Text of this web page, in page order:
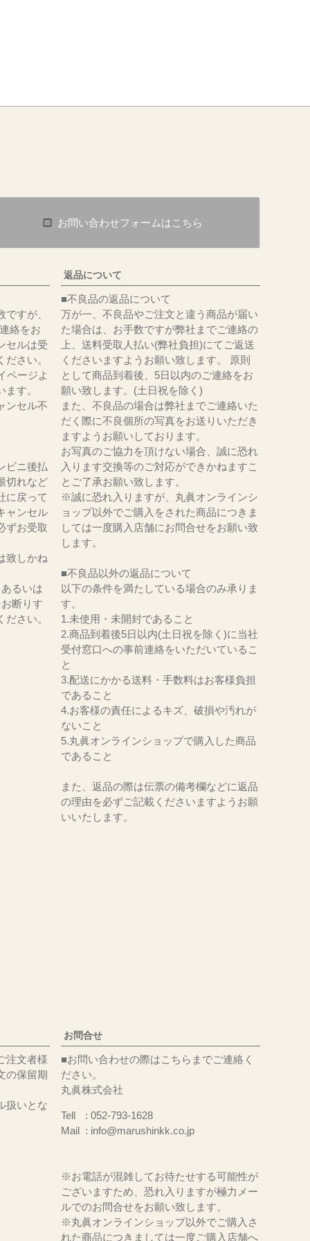
お問い合わせフォームはこちら
すが、
絡をお
セルは受
さい。
ページよ
す。
ンセル不
ビニ後払
切れなど
に戻って
ャンセル
ずお受取
致しかね
るいは
断りす
さい。
返品について
■不良品の返品について
万が一、不良品やご注文と違う商品が届い
た場合は、お手数ですが弊社までご連絡の
上、送料受取人払い(弊社負担)にてご返送
くださいますようお願い致します。 原則
として商品到着後、5日以内のご連絡をお
願い致します。(土日祝を除く)
また、不良品の場合は弊社までご連絡いた
だく際に不良個所の写真をお送りいただき
ますようお願いしております。
お写真のご協力を頂けない場合、誠に恐れ
入ります交換等のご対応ができかねますこ
とご了承お願い致します。
※誠に恐れ入りますが、丸眞オンラインシ
ョップ以外でご購入をされた商品につきま
しては一度購入店舗にお問合せをお願い致
します。
■不良品以外の返品について
以下の条件を満たしている場合のみ承りま
す。
1.未使用・未開封であること
2.商品到着後5日以内(土日祝を除く)に当社
受付窓口への事前連絡をいただいているこ
と
3.配送にかかる送料・手数料はお客様負担
であること
4.お客様の責任によるキズ、破損や汚れが
ないこと
5.丸眞オンラインショップで購入した商品
であること
また、返品の際は伝票の備考欄などに返品
の理由を必ずご記載くださいますようお願
いいたします。
注文者様
の保留期
扱いとな
お問合せ
■お問い合わせの際はこちらまでご連絡く
ださい。
丸眞株式会社
Tell
052-793-1628
Mail
info@marushinkk.co.jp
※お電話が混雑してお待たせする可能性が
ございますため、恐れ入りますが極力メー
ルでのお問合せをお願い致します。
※丸眞オンラインショップ以外でご購入さ
れた商品につきましては一度ご購入店舗へ